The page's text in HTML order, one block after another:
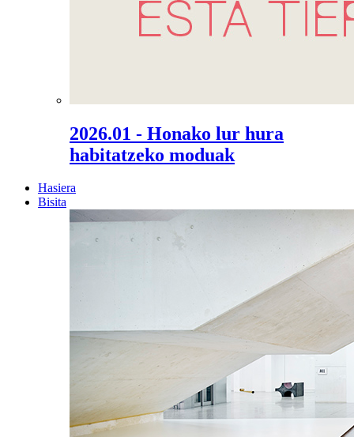
2026.01 - Honako lur hura
habitatzeko moduak
Hasiera
Bisita